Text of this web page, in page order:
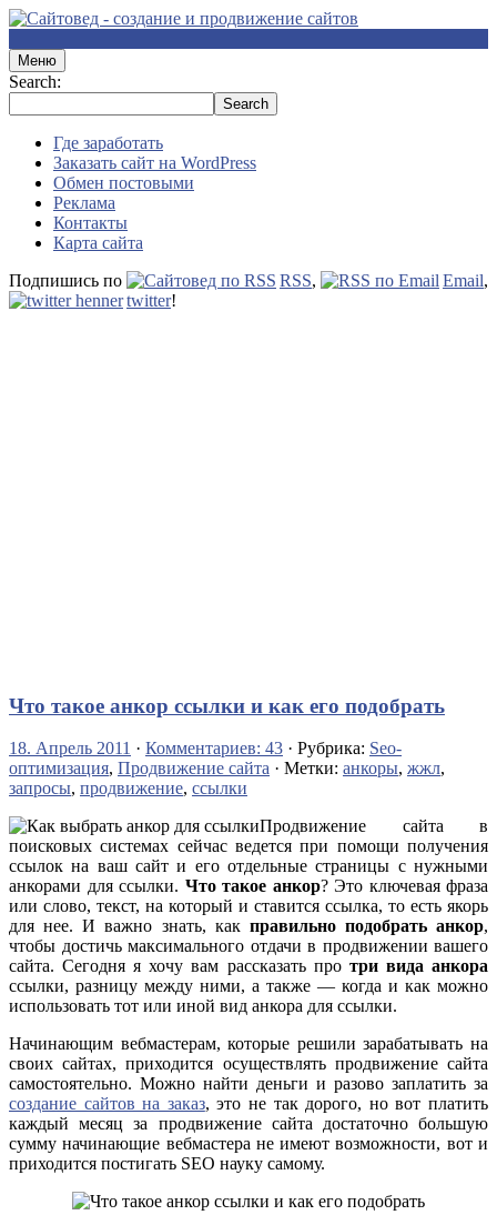
Меню
Search:
Где заработать
Заказать сайт на WordPress
Обмен постовыми
Реклама
Контакты
Карта сайта
Подпишись по
RSS, Email,
twitter!
Что такое анкор ссылки и как его подобрать
18. Апрель 2011 · Комментариев: 43 · Рубрика: Seo-
оптимизация, Продвижение сайта · Метки: анкоры, жжл,
запросы, продвижение, ссылки
Продвижение сайта в
поисковых системах сейчас ведется при помощи получения
ссылок на ваш сайт и его отдельные страницы с нужными
анкорами для ссылки. Что такое анкор? Это ключевая фраза
или слово, текст, на который и ставится ссылка, то есть якорь
для нее. И важно знать, как правильно подобрать анкор,
чтобы достичь максимального отдачи в продвижении вашего
сайта. Сегодня я хочу вам рассказать про три вида анкора
ссылки, разницу между ними, а также — когда и как можно
использовать тот или иной вид анкора для ссылки.
Начинающим вебмастерам, которые решили зарабатывать на
своих сайтах, приходится осуществлять продвижение сайта
самостоятельно. Можно найти деньги и разово заплатить за
создание сайтов на заказ, это не так дорого, но вот платить
каждый месяц за продвижение сайта достаточно большую
сумму начинающие вебмастера не имеют возможности, вот и
приходится постигать SEO науку самому.